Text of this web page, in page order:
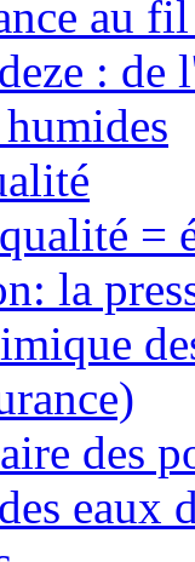
au
: de
=
la
des
eaux